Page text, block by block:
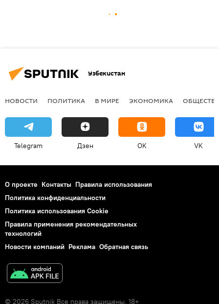
Узбекистан
НОВОСТИ ПОЛИТИКА В МИРЕ ЭКОНОМИКА
Telegram Дзен OK VK
О проекте Контакты Правила использования
Политика конфиденциальности
Политика использования Cookie
Правила применения рекомендательных
технологий
Новости компаний Реклама Обратная связь
© 2026 Sputnik Все права защищены. 18+